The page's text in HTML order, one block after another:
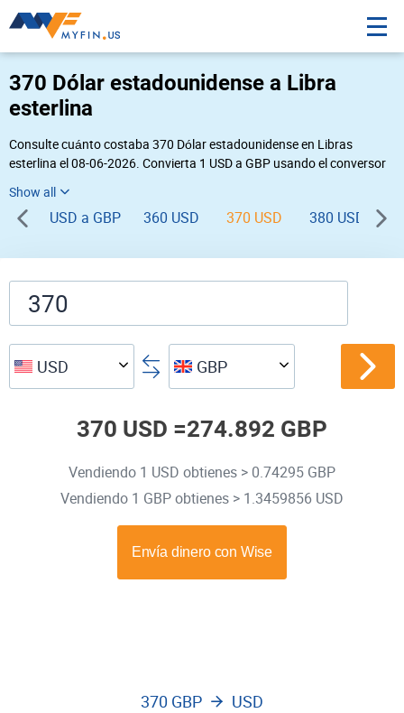
370 Dólar estadounidense a Libra
esterlina
Consulte cuánto costaba 370 Dólar estadounidense en Libras
esterlina el 08-06-2026. Convierta 1 USD a GBP usando el conversor
vaya a «GBP USD
USD a GBP 360 USD 370 USD 380 USD
USD GBP
370 USD =274.892 GBP
Vendiendo 1 USD obtienes > 0.74295 GBP
Vendiendo 1 GBP obtienes > 1.3459856 USD
370 GBP USD